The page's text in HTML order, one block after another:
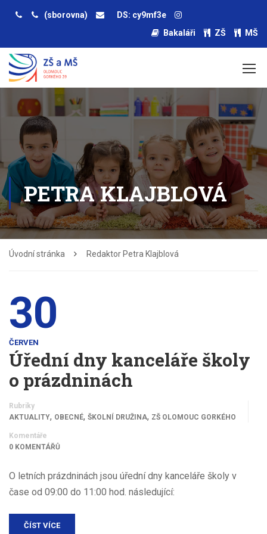
(sborovna)
DS: cy9mf3e
Bakaláři
ZŠ MŠ
PETRA KLAJBLOVÁ
Úvodní stránka Redaktor Petra Klajblová
30
ČERVEN
Úřední dny kanceláře školy
o prázdninách
Rubriky
AKTUALITY, OBECNÉ, ŠKOLNÍ DRUŽINA, ZŠ OLOMOUC GORKÉHO
Komentáře
0 KOMENTÁŘŮ
O letních prázdninách jsou úřední dny kanceláře školy v
čase od 09:00 do 11:00 hod. následující:
ČÍST VÍCE